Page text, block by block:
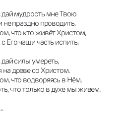
мудрость мне Твою
не праздно проводить.
что кто живёт Христом,
Его чаши часть испить.
силы умереть,
на древе со Христом.
что водворяясь в Нём,
что только в духе мы живем.